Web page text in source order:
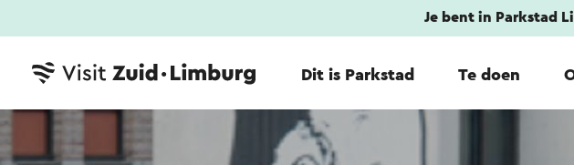
Je bent in Parkstad
Dit is Parkstad Te doen